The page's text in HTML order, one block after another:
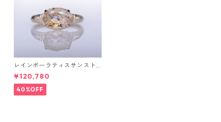
レインボーラティスサンスト
ーン＆ダイヤK10リング FATA
(ファタ）[F019]
¥120,780
40%OFF